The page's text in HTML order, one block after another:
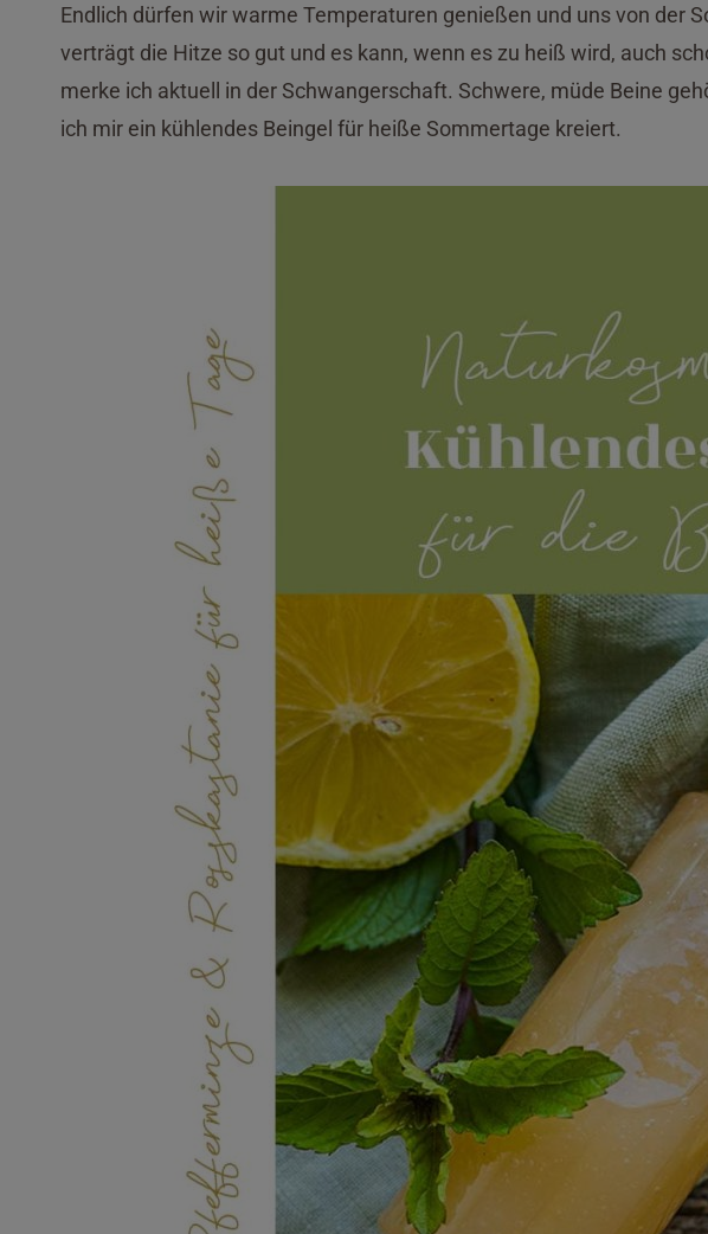
Endlich dürfen wir warme Temperaturen genießen und uns von der
verträgt die Hitze so gut und es kann, wenn es zu heiß wird, auch
merke ich aktuell in der Schwangerschaft. Schwere, müde Beine
ich mir ein kühlendes Beingel für heiße Sommertage kreiert.